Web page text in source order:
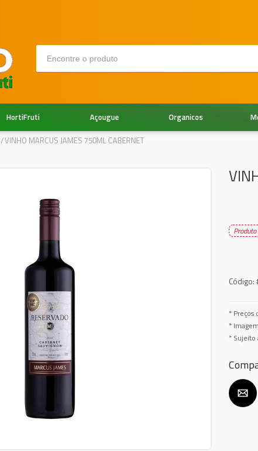
Organicos
Açougue
HortiFruti
/VINHO MARCUS JAMES 750ML CABERNET
Código:
* Preços
*
* Sujeito